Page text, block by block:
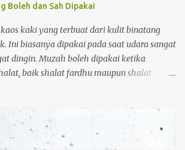
Boleh dan Sah Dipakai
kaki yang terbuat dari kulit binatang
Ini biasanya dipakai pada saat udara sangat
dingin. Muzah boleh dipakai ketika
baik shalat fardhu maupun shalat
kriteria muzah yang bioleh dan sah dipakai
Pertama muzah tersebut harus kuat.
tanpa harus melepasnya ketika akan